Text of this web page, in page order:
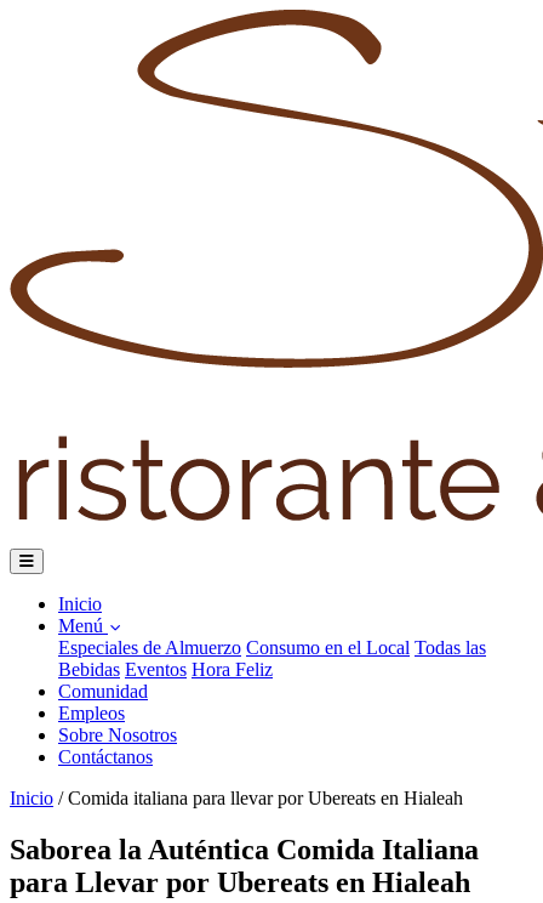
Inicio
Menú
Especiales de Almuerzo Consumo en el Local Todas las
Bebidas Eventos Hora Feliz
Comunidad
Empleos
Sobre Nosotros
Contáctanos
Inicio / Comida italiana para llevar por Ubereats en Hialeah
Saborea la Auténtica Comida Italiana
para Llevar por Ubereats en Hialeah